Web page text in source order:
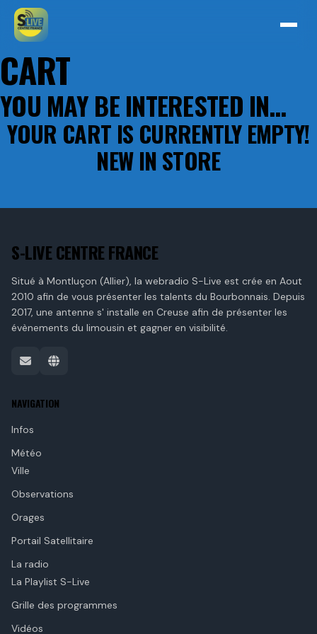
CART
YOU MAY BE INTERESTED IN…
YOUR CART IS CURRENTLY EMPTY!
NEW IN STORE
S-LIVE CENTRE FRANCE
Situé à Montluçon (Allier), la webradio S-Live est crée en Aout
2010 afin de vous présenter les talents du Bourbonnais. Depuis
2017, une antenne s' installe en Creuse afin de présenter les
évènements du limousin et gagner en visibilité.
NAVIGATION
Infos
Météo
Ville
Observations
Orages
Portail Satellitaire
La radio
La Playlist S-Live
Grille des programmes
Vidéos